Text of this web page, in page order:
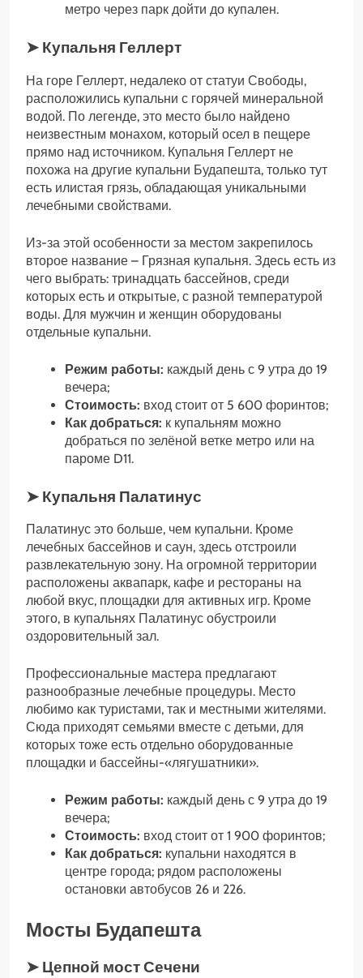
метро через парк дойти до купален.
➤ Купальня Геллерт
На горе Геллерт, недалеко от статуи Свободы,
расположились купальни с горячей минеральной
водой. По легенде, это место было найдено
неизвестным монахом, который осел в пещере
прямо над источником. Купальня Геллерт не
похожа на другие купальни Будапешта, только тут
есть илистая грязь, обладающая уникальными
лечебными свойствами.
Из-за этой особенности за местом закрепилось
второе название – Грязная купальня. Здесь есть из
чего выбрать: тринадцать бассейнов, среди
которых есть и открытые, с разной температурой
воды. Для мужчин и женщин оборудованы
отдельные купальни.
Режим работы: каждый день с 9 утра до 19
вечера;
Стоимость: вход стоит от 5 600 форинтов;
Как добраться: к купальням можно
добраться по зелёной ветке метро или на
пароме D11.
➤ Купальня Палатинус
Палатинус это больше, чем купальни. Кроме
лечебных бассейнов и саун, здесь отстроили
развлекательную зону. На огромной территории
расположены аквапарк, кафе и рестораны на
любой вкус, площадки для активных игр. Кроме
этого, в купальнях Палатинус обустроили
оздоровительный зал.
Профессиональные мастера предлагают
разнообразные лечебные процедуры. Место
любимо как туристами, так и местными жителями.
Сюда приходят семьями вместе с детьми, для
которых тоже есть отдельно оборудованные
площадки и бассейны-«лягушатники».
Режим работы: каждый день с 9 утра до 19
вечера;
Стоимость: вход стоит от 1 900 форинтов;
Как добраться: купальни находятся в
центре города; рядом расположены
остановки автобусов 26 и 226.
Мосты Будапешта
➤ Цепной мост Сечени